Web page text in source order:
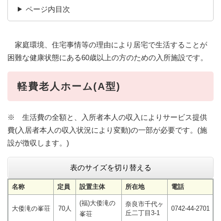
ページ内目次
家庭環境、住宅事情等の理由により居宅で生活することが
困難な健康状態にある60歳以上の方のための入所施設です。
軽費老人ホーム(A型)
※ 生活費の全額と、入所者本人の収入によりサービス提供
費(入居者本人の収入状況により変動)の一部が必要です。(施
設が徴収します。)
表のサイズを切り替える
名称 定員 設置主体 所在地 電話
大倭滝の峯荘 70人
(福)大倭滝の
峯荘
奈良市千代ヶ
丘二丁目3-1
0742-44-2701